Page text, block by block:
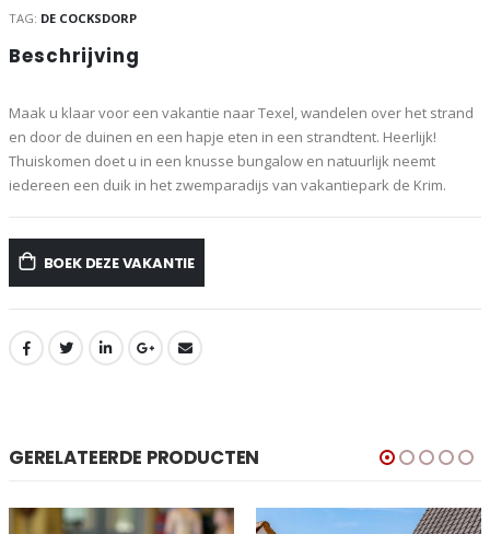
TAG: DE COCKSDORP
Beschrijving
Maak u klaar voor een vakantie naar Texel, wandelen over het strand
en door de duinen en een hapje eten in een strandtent. Heerlijk!
Thuiskomen doet u in een knusse bungalow en natuurlijk neemt
iedereen een duik in het zwemparadijs van vakantiepark de Krim.
BOEK DEZE VAKANTIE
GERELATEERDE PRODUCTEN